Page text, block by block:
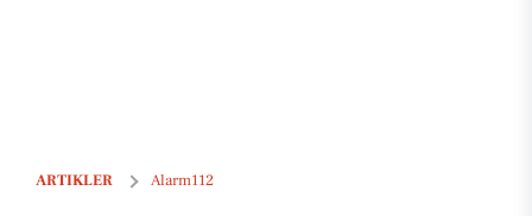
ARTIKLER Alarm112
Brand & Redning Sønderjylland: Brand i bygning